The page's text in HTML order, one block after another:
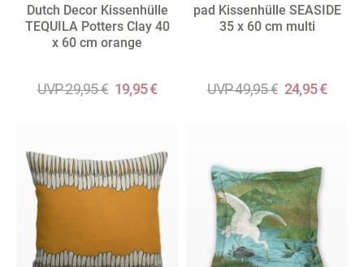
Dutch Decor Kissenhülle
TEQUILA Potters Clay 40
x 60 cm orange
UVP 29,95 € 19,95 €
pad Kissenhülle SEASIDE
35 x 60 cm multi
UVP 49,95 € 24,95 €